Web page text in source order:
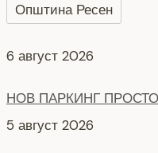
Општина Ресен
НОВ ПАРКИНГ
Интервју со кандидати
продолжуваат во